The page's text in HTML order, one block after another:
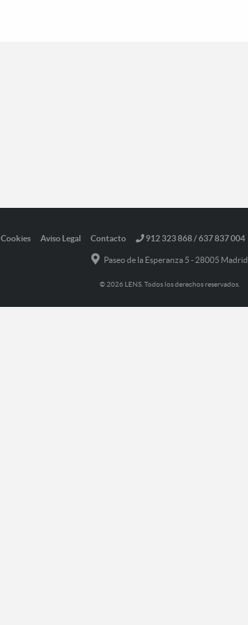
Cookies Aviso Legal Contacto 912 323 868 / 637 837 004
Paseo de la Esperanza 5 - 28005 Madrid
© 2026 LENS. Todos los derechos reservados.